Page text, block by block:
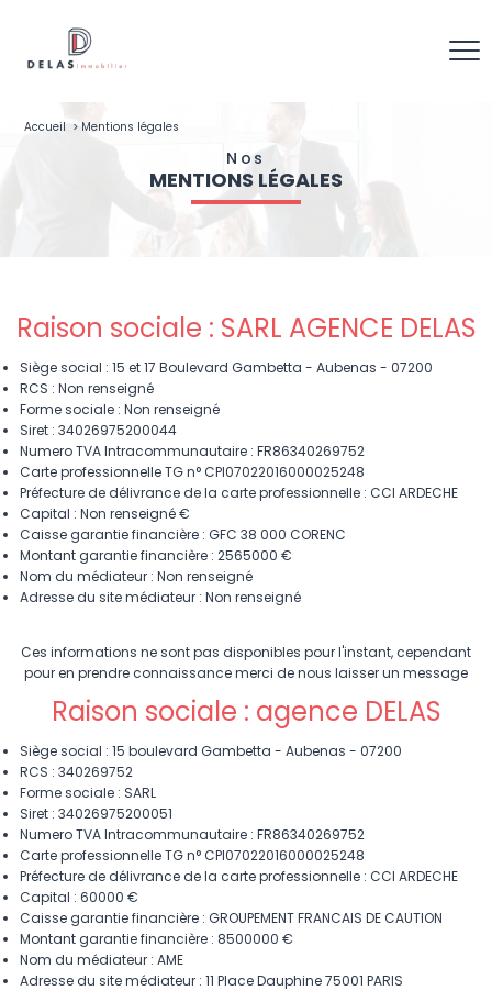
Accueil Mentions légales
Nos
MENTIONS LÉGALES
Raison sociale : SARL AGENCE DELAS
Siège social : 15 et 17 Boulevard Gambetta - Aubenas - 07200
RCS : Non renseigné
Forme sociale : Non renseigné
Siret : 34026975200044
Numero TVA Intracommunautaire : FR86340269752
Carte professionnelle TG n° CPI07022016000025248
Préfecture de délivrance de la carte professionnelle : CCI ARDECHE
Capital : Non renseigné €
Caisse garantie financière : GFC 38 000 CORENC
Montant garantie financière : 2565000 €
Nom du médiateur : Non renseigné
Adresse du site médiateur : Non renseigné
Ces informations ne sont pas disponibles pour l'instant, cependant
pour en prendre connaissance merci de nous laisser un message
Raison sociale : agence DELAS
Siège social : 15 boulevard Gambetta - Aubenas - 07200
RCS : 340269752
Forme sociale : SARL
Siret : 34026975200051
Numero TVA Intracommunautaire : FR86340269752
Carte professionnelle TG n° CPI07022016000025248
Préfecture de délivrance de la carte professionnelle : CCI ARDECHE
Capital : 60000 €
Caisse garantie financière : GROUPEMENT FRANCAIS DE CAUTION
Montant garantie financière : 8500000 €
Nom du médiateur : AME
Adresse du site médiateur : 11 Place Dauphine 75001 PARIS